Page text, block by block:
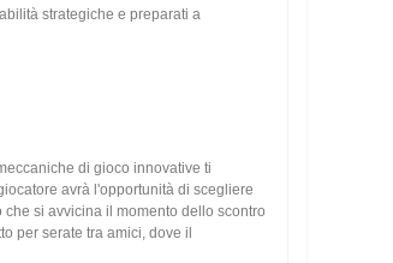
strategiche e preparati a
di gioco innovative ti
avrà l'opportunità di scegliere
si avvicina il momento dello scontro
per serate tra amici, dove il